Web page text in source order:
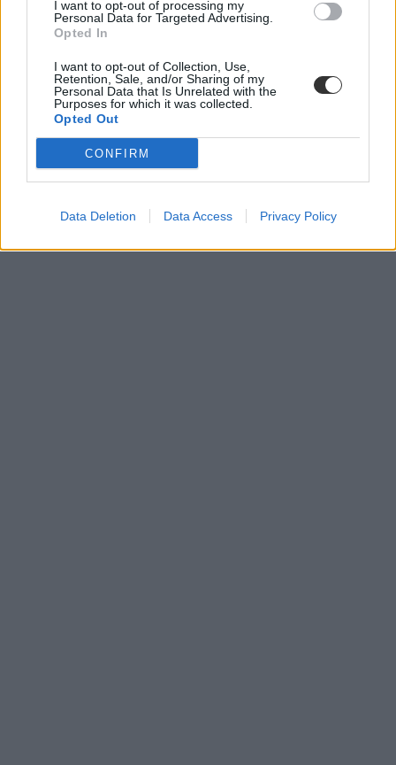
I want to opt-out of processing my
Personal Data for Targeted Advertising.
Opted In
I want to opt-out of Collection, Use,
Retention, Sale, and/or Sharing of my
Personal Data that Is Unrelated with the
Purposes for which it was collected.
Opted Out
CONFIRM
Data Deletion Data Access Privacy Policy
felvételi statisztikák 2020
legnépszerűbb szakok 2020
alapképzés
egyetemi felvételi
alapszak
felvételi jelentkezés
felvételi jelentkezők száma
felvételi 2020